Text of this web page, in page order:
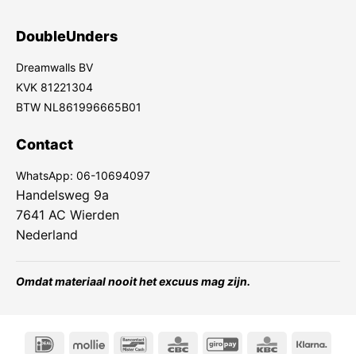
DoubleUnders
Dreamwalls BV
KVK 81221304
BTW NL861996665B01
Contact
WhatsApp: 06-10694097
Handelsweg 9a
7641 AC Wierden
Nederland
Omdat materiaal nooit het excuus mag zijn.
IDeal Mollie BancontactCBC GiroPay KBC